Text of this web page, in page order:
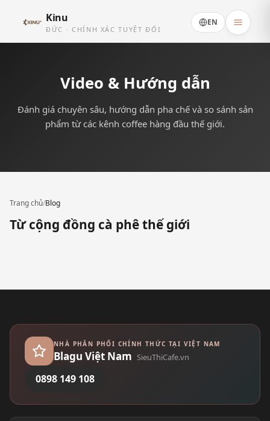
Kinu
ĐỨC · CHÍNH XÁC TUYỆT ĐỐI
EN
Video & Hướng dẫn
Đánh giá chuyên sâu, hướng dẫn pha chế và so sánh sản
phẩm từ các kênh coffee hàng đầu thế giới.
Trang chủ/Blog
Từ cộng đồng cà phê thế giới
NHÀ PHÂN PHỐI CHÍNH THỨC TẠI VIỆT NAM
Blagu Việt Nam SieuThiCafe.vn
0898 149 108